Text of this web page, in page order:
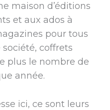
maison d’éditions
et aux ados à
pour tous
société, coffrets
plus le nombre de
année.
ici, ce sont leurs